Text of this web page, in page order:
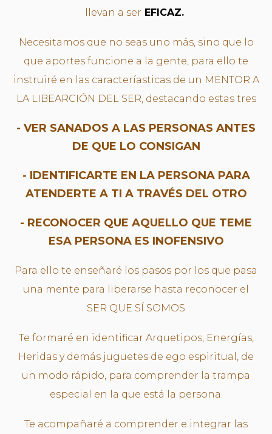
llevan a ser EFICAZ.
Necesitamos que no seas uno más, sino que lo
que aportes funcione a la gente, para ello te
instruiré en las caracteríasticas de un MENTOR A
LA LIBEARCIÓN DEL SER, destacando estas tres
- VER SANADOS A LAS PERSONAS ANTES
DE QUE LO CONSIGAN
- IDENTIFICARTE EN LA PERSONA PARA
ATENDERTE A TI A TRAVÉS DEL OTRO
- RECONOCER QUE AQUELLO QUE TEME
ESA PERSONA ES INOFENSIVO
Para ello te enseñaré los pasos por los que pasa
una mente para liberarse hasta reconocer el
SER QUE SÍ SOMOS
Te formaré en identificar Arquetipos, Energías,
Heridas y demás juguetes de ego espiritual, de
un modo rápido, para comprender la trampa
especial en la que está la persona.
Te acompañaré a comprender e integrar las